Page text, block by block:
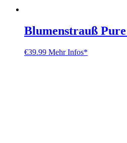
Blumenstrauß
€39.99 Mehr Infos*